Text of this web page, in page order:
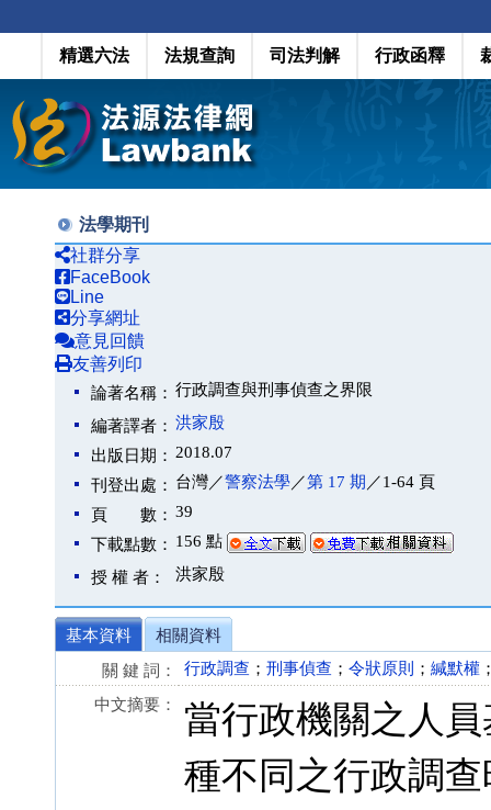
精選六法 法規查詢 司法判解 行政函釋
法學期刊
社群分享
FaceBook
Line
分享網址
意見回饋
友善列印
論著名稱： 行政調查與刑事偵查之界限
編著譯者： 洪家殷
出版日期： 2018.07
刊登出處： 台灣／警察法學／第 17 期 ／1-64 頁
頁 數： 39
下載點數： 156 點
授 權 者： 洪家殷
基本資料
相關資料
關 鍵 詞：
行政調查 ； 刑事偵查 ； 令狀原則 ； 緘默權
中文摘要：
當行政機關之人
種不同之行政調